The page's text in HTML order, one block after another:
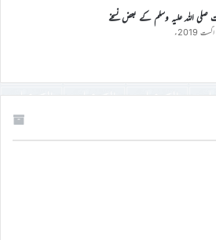
صلی اللہ علیہ وسلم کے بعض نسخے